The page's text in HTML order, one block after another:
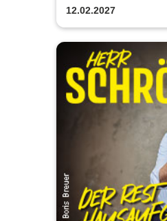
ganze Familie
12.02.2027